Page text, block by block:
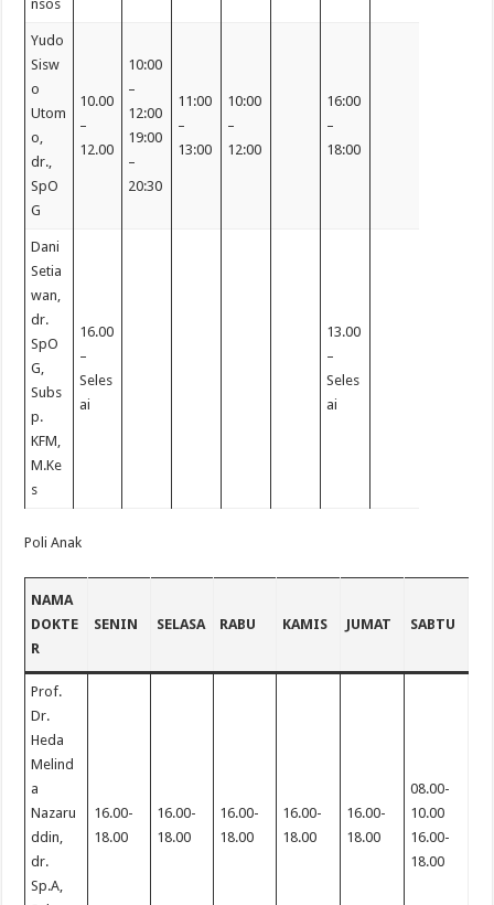
nsos
Yudo
Sisw
o
Utom
o,
dr.,
SpO
G
10.00
–
12.00
10:00
–
12:00
19:00
–
20:30
11:00
–
13:00
10:00
–
12:00
16:00
–
18:00
Dani
Setia
wan,
dr.
SpO
G,
Subs
p.
KFM,
M.Ke
s
16.00
–
Seles
ai
13.00
–
Seles
ai
Poli Anak
NAMA
DOKTE
R
SENIN SELASA RABU KAMIS JUMAT SABTU
Prof.
Dr.
Heda
Melind
a
Nazaru
ddin,
dr.
Sp.A,
16.00-
18.00
16.00-
18.00
16.00-
18.00
16.00-
18.00
16.00-
18.00
08.00-
10.00
16.00-
18.00